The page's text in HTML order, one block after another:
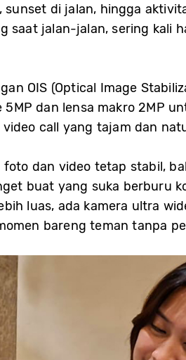
di jalan, hingga
jalan-jalan, sering kali
OIS (Optical Image
dan lensa makro 2MP
call yang tajam dan
dan video tetap stabil,
buat yang suka berburu
luas, ada kamera ultra
bareng teman tanpa